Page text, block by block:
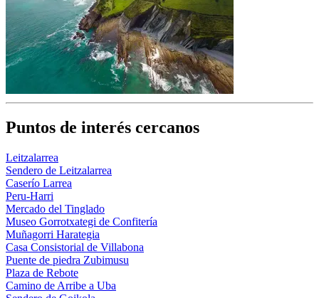
Puntos de interés cercanos
Leitzalarrea
Sendero de Leitzalarrea
Caserío Larrea
Peru-Harri
Mercado del Tinglado
Museo Gorrotxategi de Confitería
Muñagorri Harategia
Casa Consistorial de Villabona
Puente de piedra Zubimusu
Plaza de Rebote
Camino de Arribe a Uba